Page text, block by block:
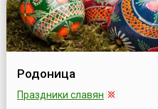
Родоница
Праздники славян